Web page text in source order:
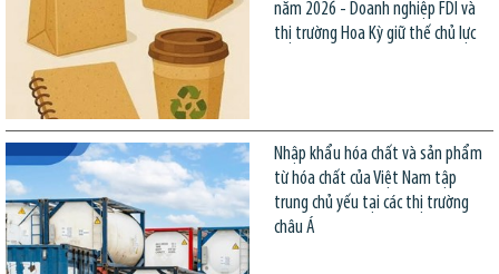
năm 2026 - Doanh nghiệp FDI và
thị trường Hoa Kỳ giữ thế chủ lực
Nhập khẩu hóa chất và sản phẩm
từ hóa chất của Việt Nam tập
trung chủ yếu tại các thị trường
châu Á